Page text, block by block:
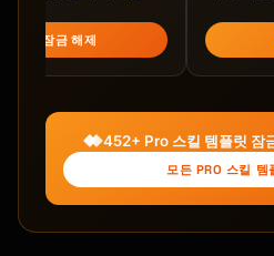
```
529 PLAN OVERVIEW
DEFINITION:
Tax-advantaged savings
expenses.
PRO로 잠금 해제
452+ Pro 스킬 템플릿 잠
모든 PRO 스킬 템